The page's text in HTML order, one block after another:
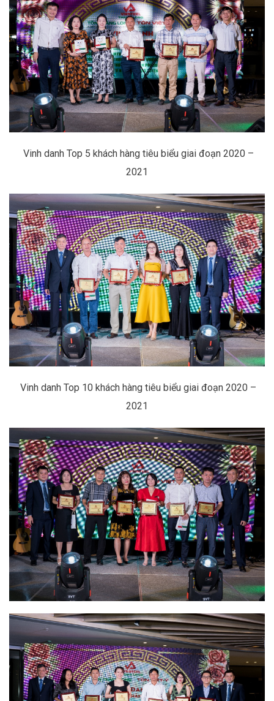
Vinh danh Top 5 khách hàng tiêu biểugiai đoạn 2020 –
2021
Vinh danh Top 10 khách hàng tiêu biểu giai đoạn 2020 –
2021